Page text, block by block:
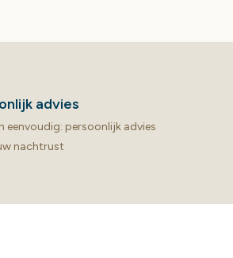
advies
eenvoudig: persoonlijk advies
nachtrust